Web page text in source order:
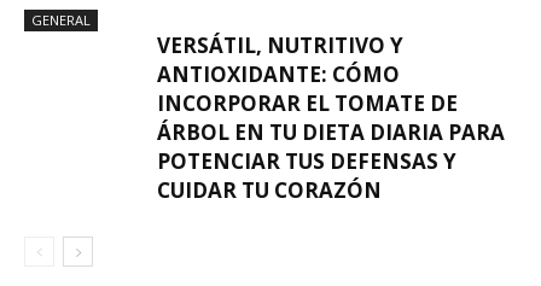
GENERAL
VERSÁTIL, NUTRITIVO Y
ANTIOXIDANTE: CÓMO
INCORPORAR EL TOMATE DE
ÁRBOL EN TU DIETA DIARIA PARA
POTENCIAR TUS DEFENSAS Y
CUIDAR TU CORAZÓN